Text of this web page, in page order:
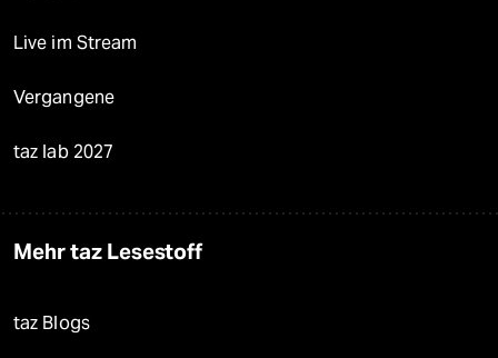
Live im Stream
Vergangene
taz lab 2027
Mehr taz Lesestoff
taz Blogs